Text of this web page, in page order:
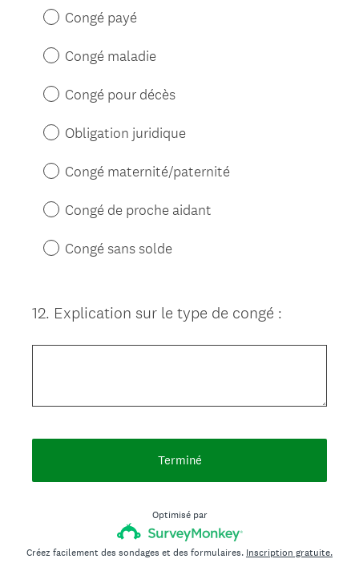
Congé payé
Congé maladie
Congé pour décès
Obligation juridique
Congé maternité/paternité
Congé de proche aidant
Congé sans solde
Question
12. Explication sur le type de congé :
Terminé
Optimisé par
Créez facilement des sondages et des formulaires. Inscription gratuite.